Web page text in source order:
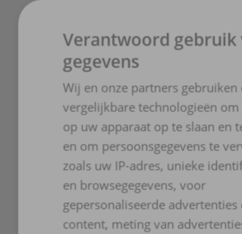
Aanmelden kan door in te schrijven
onderstaand formulier. Naast een
voor de rondleiding horen wij ook
geboortedatum van je kind.Je bent
rondleiding, ná bevestiging, door
aanmelding.
Wil je liever persoonlijk een afspraak
dat natuurlijk ook. Gewoon even
5257306) dan zoeken we samen een
Verantwoord gebruik
gegevens
Wij en onze partners gebruiken
vergelijkbare technologieën
op uw apparaat op te slaan en
en om persoonsgegevens te
zoals uw IP-adres, unieke
en browsegegevens, voor
gepersonaliseerde advertenties
content, meting van